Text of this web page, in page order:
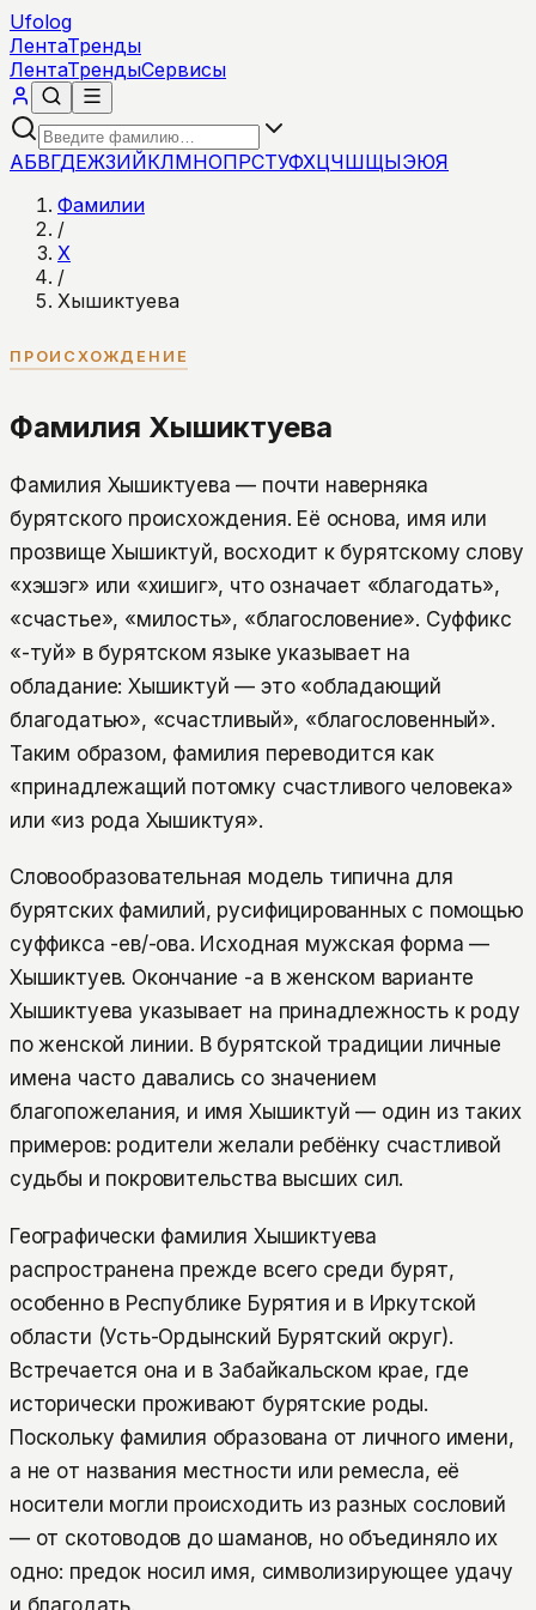
Ufolog
ЛентаТренды
ЛентаТрендыСервисы
АБВГДЕЖЗИЙКЛМНОПРСТУФХЦЧШЩЫЭЮЯ
Фамилии
/
Х
/
Хышиктуева
ПРОИСХОЖДЕНИЕ
Фамилия Хышиктуева
Фамилия Хышиктуева — почти наверняка
бурятского происхождения. Её основа, имя или
прозвище Хышиктуй, восходит к бурятскому слову
«хэшэг» или «хишиг», что означает «благодать»,
«счастье», «милость», «благословение». Суффикс
«-туй» в бурятском языке указывает на
обладание: Хышиктуй — это «обладающий
благодатью», «счастливый», «благословенный».
Таким образом, фамилия переводится как
«принадлежащий потомку счастливого человека»
или «из рода Хышиктуя».
Словообразовательная модель типична для
бурятских фамилий, русифицированных с помощью
суффикса -ев/-ова. Исходная мужская форма —
Хышиктуев. Окончание -а в женском варианте
Хышиктуева указывает на принадлежность к роду
по женской линии. В бурятской традиции личные
имена часто давались со значением
благопожелания, и имя Хышиктуй — один из таких
примеров: родители желали ребёнку счастливой
судьбы и покровительства высших сил.
Географически фамилия Хышиктуева
распространена прежде всего среди бурят,
особенно в Республике Бурятия и в Иркутской
области (Усть-Ордынский Бурятский округ).
Встречается она и в Забайкальском крае, где
исторически проживают бурятские роды.
Поскольку фамилия образована от личного имени,
а не от названия местности или ремесла, её
носители могли происходить из разных сословий
— от скотоводов до шаманов, но объединяло их
одно: предок носил имя, символизирующее удачу
и благодать.